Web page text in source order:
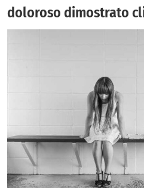
doloroso dimostrato